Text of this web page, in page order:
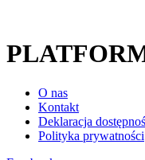
O nas
Kontakt
Deklaracja
Polityka prywatności